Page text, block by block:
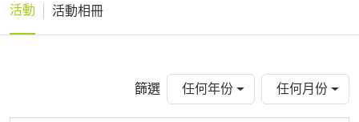
活動 活動相冊
篩選 任何年份 任何月份